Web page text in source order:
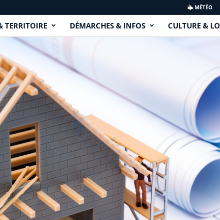
MÉTÉO
TERRITOIRE DÉMARCHES & INFOS CULTURE &